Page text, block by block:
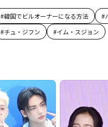
#韓国でビルオーナーになる方法 #
#チュ・ジフン #イム・スジョン